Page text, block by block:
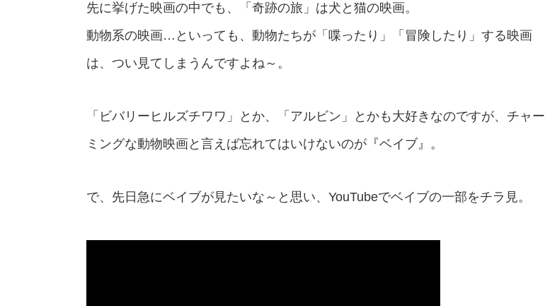
先に挙げた映画の中でも、「奇跡の旅」は犬と猫の映画。
動物系の映画…といっても、動物たちが「喋ったり」「冒険したり」する映画
は、つい見てしまうんですよね～。
「ビバリーヒルズチワワ」とか、「アルビン」とかも大好きなのですが、チャー
ミングな動物映画と言えば忘れてはいけないのが『ベイブ』。
で、先日急にベイブが見たいな～と思い、YouTubeでベイブの一部をチラ見。